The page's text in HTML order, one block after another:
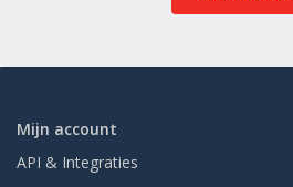
Mijn account
API & Integraties